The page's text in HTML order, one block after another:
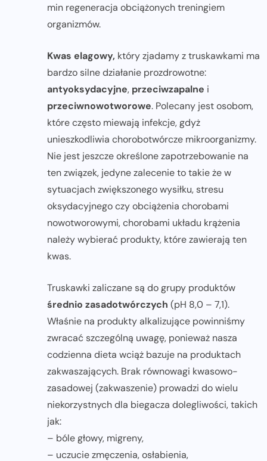
min regeneracja obciążonych treningiem
organizmów.
Kwas elagowy, który zjadamy z truskawkami ma
bardzo silne działanie prozdrowotne:
antyoksydacyjne, przeciwzapalne i
przeciwnowotworowe. Polecany jest osobom,
które często miewają infekcje, gdyż
unieszkodliwia chorobotwórcze mikroorganizmy.
Nie jest jeszcze określone zapotrzebowanie na
ten związek, jedyne zalecenie to takie że w
sytuacjach zwiększonego wysiłku, stresu
oksydacyjnego czy obciążenia chorobami
nowotworowymi, chorobami układu krążenia
należy wybierać produkty, które zawierają ten
kwas.
Truskawki zaliczane są do grupy produktów
średnio zasadotwórczych (pH 8,0 – 7,1).
Właśnie na produkty alkalizujące powinniśmy
zwracać szczególną uwagę, ponieważ nasza
codzienna dieta wciąż bazuje na produktach
zakwaszających. Brak równowagi kwasowo-
zasadowej (zakwaszenie) prowadzi do wielu
niekorzystnych dla biegacza dolegliwości, takich
jak:
– bóle głowy, migreny,
– uczucie zmęczenia, osłabienia,